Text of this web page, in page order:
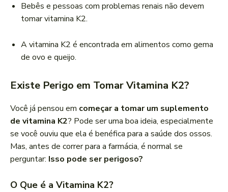
Bebês e pessoas com problemas renais não devem
tomar vitamina K2.
A vitamina K2 é encontrada em alimentos como gema
de ovo e queijo.
Existe Perigo em Tomar Vitamina K2?
Você já pensou em começar a tomar um suplemento
de vitamina K2? Pode ser uma boa ideia, especialmente
se você ouviu que ela é benéfica para a saúde dos ossos.
Mas, antes de correr para a farmácia, é normal se
perguntar: Isso pode ser perigoso?
O Que é a Vitamina K2?